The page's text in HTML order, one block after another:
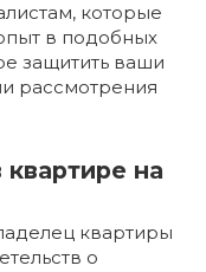
которые
в подобных
защитить ваши
рассмотрения
на
квартиры
о